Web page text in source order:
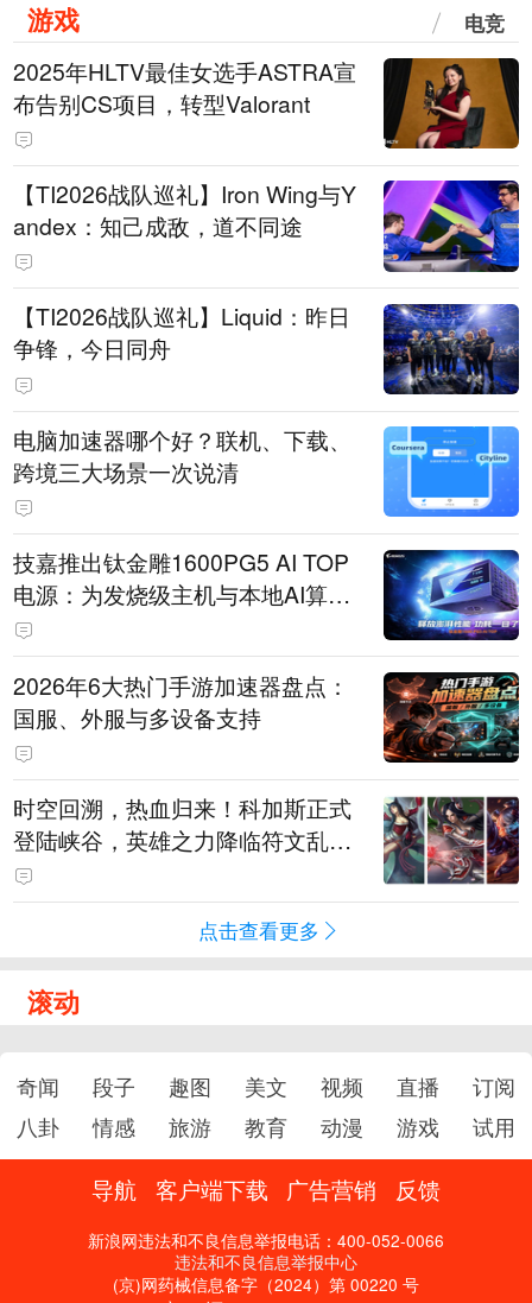
游戏 电竞
2025年HLTV最佳女选手ASTRA宣
布告别CS项目，转型Valorant
【TI2026战队巡礼】Iron Wing与Y
andex：知己成敌，道不同途
【TI2026战队巡礼】Liquid：昨日
争锋，今日同舟
电脑加速器哪个好？联机、下载、
跨境三大场景一次说清
技嘉推出钛金雕1600PG5 AI TOP
电源：为发烧级主机与本地AI算力
打造旗舰供电方案
2026年6大热门手游加速器盘点：
国服、外服与多设备支持
时空回溯，热血归来！科加斯正式
登陆峡谷，英雄之力降临符文乱
斗！
点击查看更多
滚动
奇闻 段子 趣图 美文 视频 直播
订阅
八卦
情感 旅游 教育 动漫 游戏 试用
导航 客户端下载 广告营销 反馈
新浪网违法和不良信息举报电话：400-052-0066
违法和不良信息举报中心
(京)网药械信息备字（2024）第 00220 号